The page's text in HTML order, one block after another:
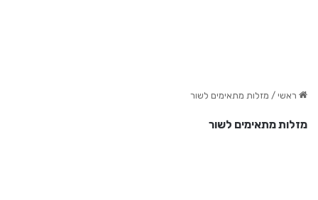
ראשי / מזלות מתאימים לשור
מזלות מתאימים לשור